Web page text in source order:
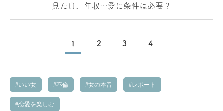
見た目、年収…愛に条件は必要？
1 2 3 4
いい女 不倫 女の本音 レポート
恋愛を楽しむ